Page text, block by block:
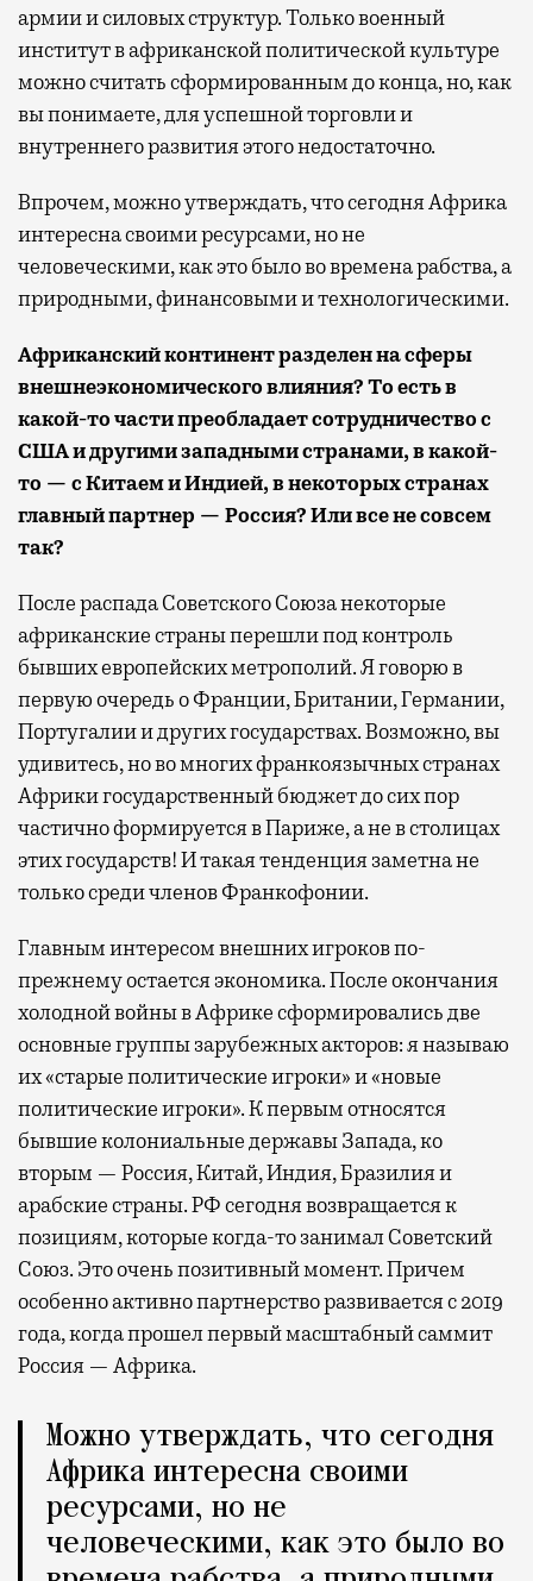
армии и силовых структур. Только военный
институт в африканской политической культуре
можно считать сформированным до конца, но, как
вы понимаете, для успешной торговли и
внутреннего развития этого недостаточно.
Впрочем, можно утверждать, что сегодня Африка
интересна своими ресурсами, но не
человеческими, как это было во времена рабства, а
природными, финансовыми и технологическими.
Африканский континент разделен на сферы
внешнеэкономического влияния? То есть в
какой-то части преобладает сотрудничество с
США и другими западными странами, в какой-
то — с Китаем и Индией, в некоторых странах
главный партнер — Россия? Или все не совсем
так?
После распада Советского Союза некоторые
африканские страны перешли под контроль
бывших европейских метрополий. Я говорю в
первую очередь о Франции, Британии, Германии,
Португалии и других государствах. Возможно, вы
удивитесь, но во многих франкоязычных странах
Африки государственный бюджет до сих пор
частично формируется в Париже, а не в столицах
этих государств! И такая тенденция заметна не
только среди членов Франкофонии.
Главным интересом внешних игроков по-
прежнему остается экономика. После окончания
холодной войны в Африке сформировались две
основные группы зарубежных акторов: я называю
их «старые политические игроки» и «новые
политические игроки». К первым относятся
бывшие колониальные державы Запада, ко
вторым — Россия, Китай, Индия, Бразилия и
арабские страны. РФ сегодня возвращается к
позициям, которые когда-то занимал Советский
Союз. Это очень позитивный момент. Причем
особенно активно партнерство развивается с 2019
года, когда прошел первый масштабный саммит
Россия — Африка.
Можно утверждать, что сегодня
Африка интересна своими
ресурсами, но не
человеческими, как это было во